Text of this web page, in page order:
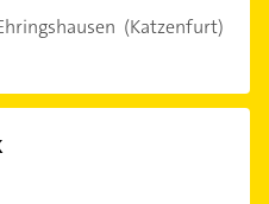
(Katzenfurt)